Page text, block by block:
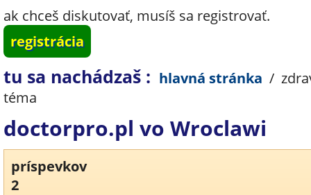
ak chceš diskutovať, musíš sa registrovať.
registrácia
tu sa nachádzaš : hlavná stránka /
téma
doctorpro.pl vo Wroclawi
príspevkov
2